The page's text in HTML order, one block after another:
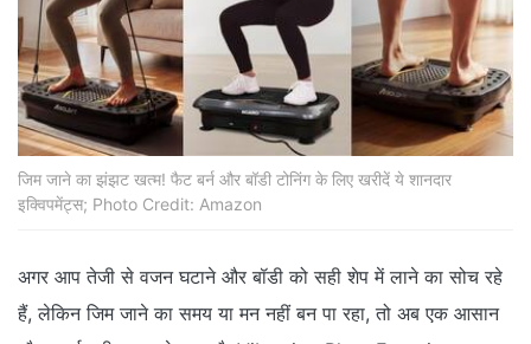
जिम जाने का झंझट खत्म! फैट बर्न और बॉडी टोनिंग के लिए खरीदें ये शानदार
इक्विपमेंट्स; Photo Credit: Amazon
अगर आप तेजी से वजन घटाने और बॉडी को सही शेप में लाने का सोच रहे
हैं, लेकिन जिम जाने का समय या मन नहीं बन पा रहा, तो अब एक आसान